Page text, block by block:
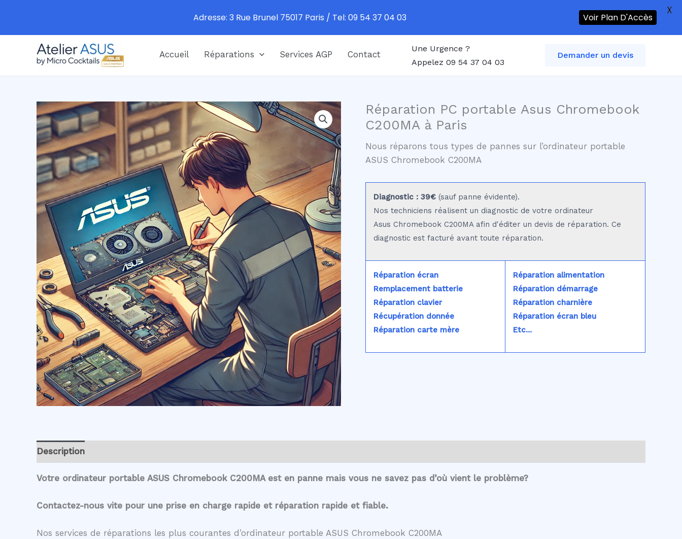
Accueil Réparations Services AGP Contact
Une Urgence ?
Appelez 09 54 37 04 03
Demander un devis
Réparation PC portable Asus Chromebook
C200MA à Paris
Nous réparons tous types de pannes sur l’ordinateur portable
ASUS Chromebook C200MA
Diagnostic : 39€ (sauf panne évidente).
Nos techniciens réalisent un diagnostic de votre ordinateur
Asus Chromebook C200MA afin d'éditer un devis de réparation. Ce
diagnostic est facturé avant toute réparation.
Réparation écran
Remplacement batterie
Réparation clavier
Récupération donnée
Réparation carte mère
Réparation alimentation
Réparation démarrage
Réparation charnière
Réparation écran bleu
Etc...
Description
Votre ordinateur portable ASUS Chromebook C200MA est en panne mais vous ne savez pas d’où vient le problème?
Contactez-nous vite pour une prise en charge rapide et réparation rapide et fiable.
Nos services de réparations les plus courantes d’ordinateur portable ASUS Chromebook C200MA
Adresse: 3 Rue Brunel 75017 Paris / Tel: 09 54 37 04 03 Voir Plan D'Accès
X